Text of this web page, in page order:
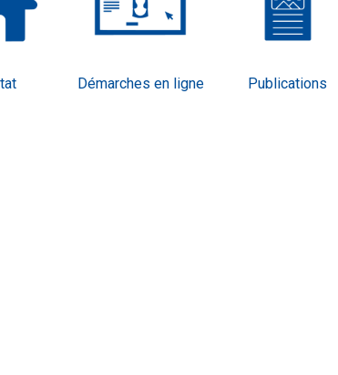
Démarches en ligne Publications